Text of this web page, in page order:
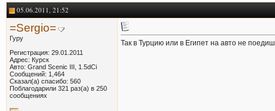
05.06.2011, 21:52
=Sergio=
Гуру
Регистрация: 29.01.2011
Адрес: Курск
Авто: Grand Scenic III, 1.5dCi
Сообщений: 1,464
Сказал(а) спасибо: 560
Поблагодарили 321 раз(а) в 250
сообщениях
Так в Турцию или в Египет на авто не поедиш